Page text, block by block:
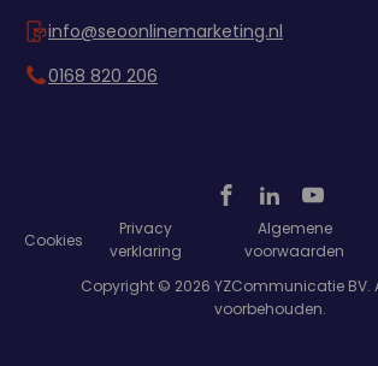
info@seoonlinemarketing.nl
0168 820 206
Cookies
Privacy
verklaring
Algemene
voorwaarden
Copyright © 2026 YZCommunicatie BV.
voorbehouden.